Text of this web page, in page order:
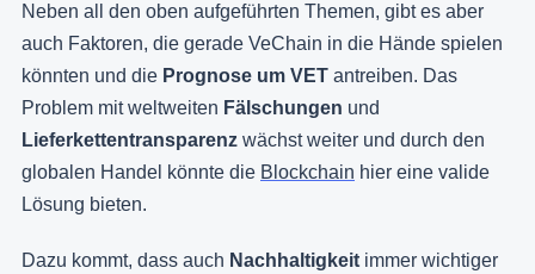
Neben all den oben aufgeführten Themen, gibt es aber
auch Faktoren, die gerade VeChain in die Hände spielen
könnten und die Prognose um VET antreiben. Das
Problem mit weltweiten Fälschungen und
Lieferkettentransparenz wächst weiter und durch den
globalen Handel könnte die Blockchain hier eine valide
Lösung bieten.
Dazu kommt, dass auch Nachhaltigkeit immer wichtiger